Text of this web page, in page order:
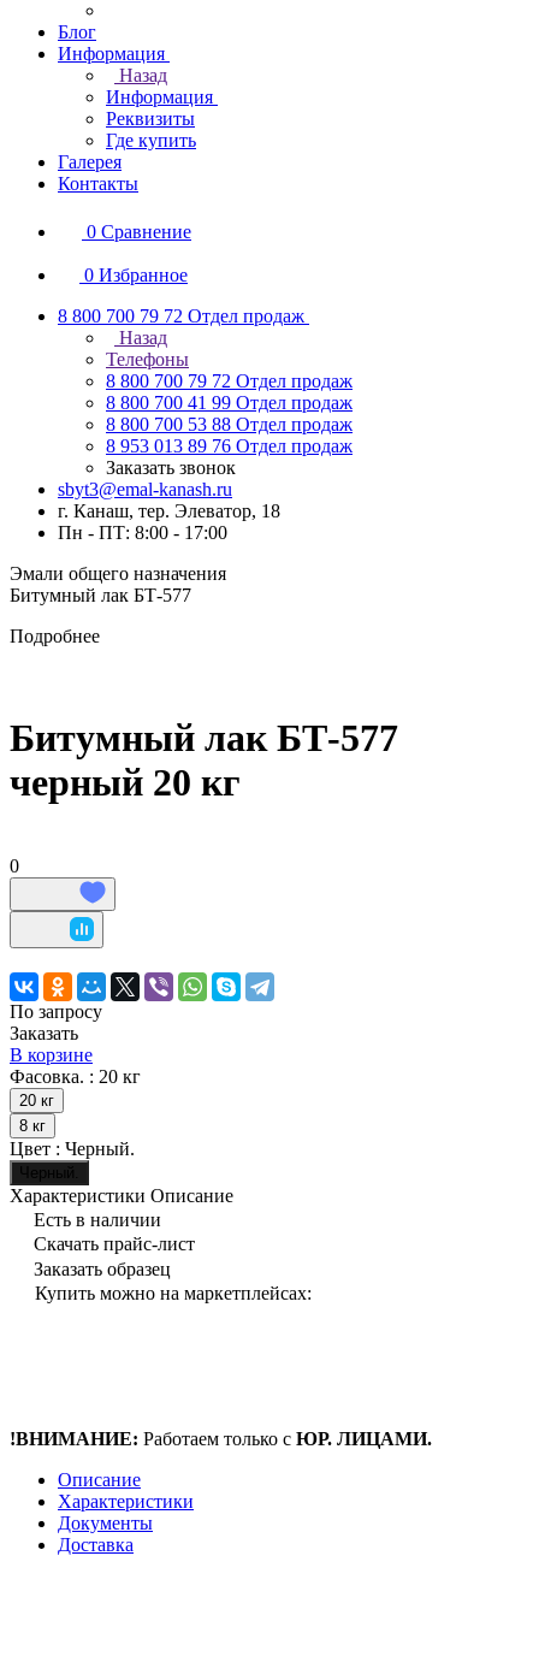
Блог
Информация
Назад
Информация
Реквизиты
Где купить
Галерея
Контакты
0 Сравнение
0 Избранное
8 800 700 79 72 Отдел продаж
Назад
Телефоны
8 800 700 79 72 Отдел продаж
8 800 700 41 99 Отдел продаж
8 800 700 53 88 Отдел продаж
8 953 013 89 76 Отдел продаж
Заказать звонок
sbyt3@emal-kanash.ru
г. Канаш, тер. Элеватор, 18
Пн - ПТ: 8:00 - 17:00
Эмали общего назначения
Битумный лак БТ-577
Подробнее
Битумный лак БТ-577
черный 20 кг
0
По запросу
Заказать
В корзине
Фасовка. : 20 кг
20 кг
8 кг
Цвет : Черный.
Черный.
Характеристики Описание
Есть в наличии
Скачать прайс-лист
Заказать образец
Купить можно на маркетплейсах:
!ВНИМАНИЕ: Работаем только с ЮР. ЛИЦАМИ.
Описание
Характеристики
Документы
Доставка